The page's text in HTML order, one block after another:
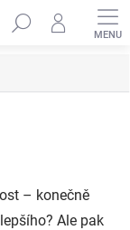
Hledat
– konečně
Ale pak